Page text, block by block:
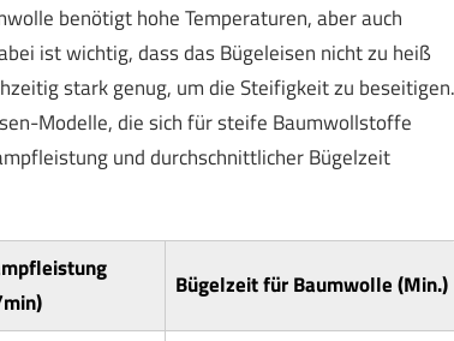
benötigt hohe Temperaturen, aber auch
ist wichtig, dass das Bügeleisen nicht zu heiß
stark genug, um die Steifigkeit zu beseitigen.
Modelle, die sich für steife Baumwollstoffe
und durchschnittlicher Bügelzeit
Bügelzeit für Baumwolle (Min.)